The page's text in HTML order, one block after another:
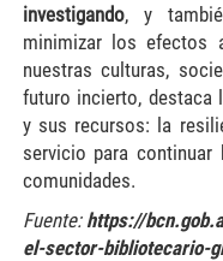
investigando, y
minimizar los efectos
nuestras culturas,
futuro incierto, destaca
y sus recursos: la
servicio para
comunidades.
Fuente: https://
el-sector-bibliotecario-